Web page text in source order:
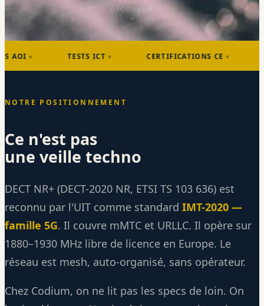
DÉCOUVRIR
TESTS ICT CERTIFICATIONS CE ROHS
NOTRE POSITIONNEMENT
Ce n'est pas
une veille techno
DECT NR+ (DECT-2020 NR, ETSI TS 103 636) est
reconnu par l'UIT comme standard IMT-2020 —
famille 5G. Il couvre mMTC et URLLC. Il opère sur
1880–1930 MHz libre de licence en Europe. Le
réseau est mesh, auto-organisé, sans opérateur.
Chez Codium, on ne lit pas les specs de loin. On